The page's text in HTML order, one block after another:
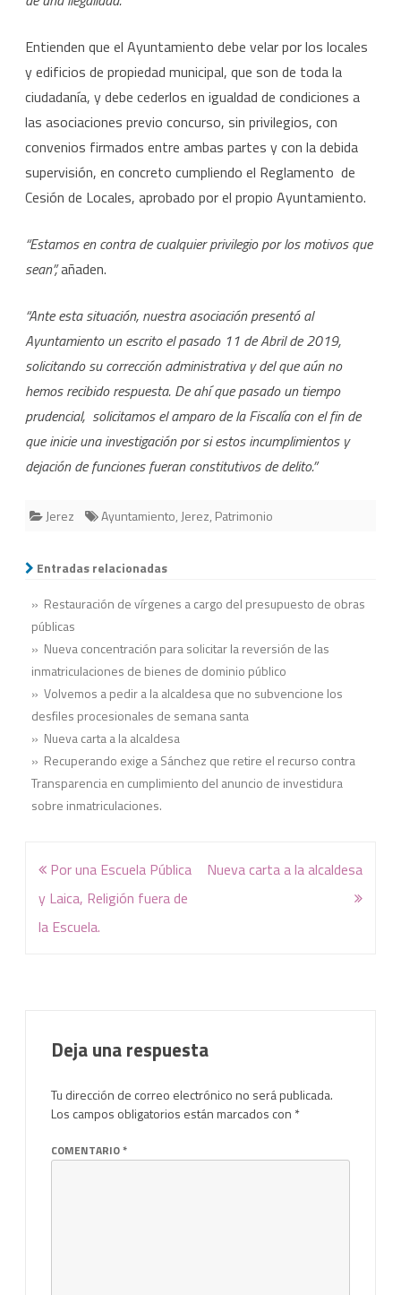
Entienden que el Ayuntamiento debe velar por los locales
y edificios de propiedad municipal, que son de toda la
ciudadanía, y debe cederlos en igualdad de condiciones a
las asociaciones previo concurso, sin privilegios, con
convenios firmados entre ambas partes y con la debida
supervisión, en concreto cumpliendo el Reglamento de
Cesión de Locales, aprobado por el propio Ayuntamiento.
“Estamos en contra de cualquier privilegio por los motivos que
sean”,añaden.
“Ante esta situación, nuestra asociación presentó al
Ayuntamiento un escrito el pasado 11 de Abril de 2019,
solicitando su corrección administrativa y del que aún no
hemos recibido respuesta. De ahí que pasado un tiempo
prudencial, solicitamos el amparo de la Fiscalía con el fin de
que inicie una investigación por si estos incumplimientos y
dejación de funciones fueran constitutivos de delito.”
Jerez Ayuntamiento, Jerez, Patrimonio
Entradas relacionadas
» Restauración de vírgenes a cargo del presupuesto de obras
públicas
» Nueva concentración para solicitar la reversión de las
inmatriculaciones de bienes de dominio público
» Volvemos a pedir a la alcaldesa que no subvencione los
desfiles procesionales de semana santa
» Nueva carta a la alcaldesa
» Recuperando exige a Sánchez que retire el recurso contra
Transparencia en cumplimiento del anuncio de investidura
sobre inmatriculaciones.
Navegación
de
entradas
Por una Escuela Pública
y Laica, Religión fuera de
la Escuela.
Nueva carta a la alcaldesa
Deja una respuesta
Tu dirección de correo electrónico no será publicada.
Los campos obligatorios están marcados con *
COMENTARIO*